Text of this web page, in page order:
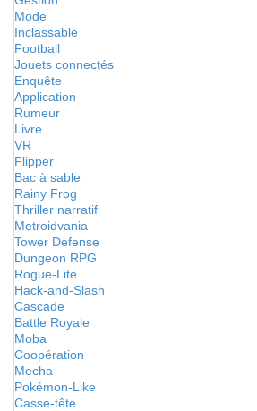
Mode
Inclassable
Football
Jouets connectés
Enquête
Application
Rumeur
Livre
VR
Flipper
Bac à sable
Rainy Frog
Thriller narratif
Metroidvania
Tower Defense
Dungeon RPG
Rogue-Lite
Hack-and-Slash
Cascade
Battle Royale
Moba
Coopération
Mecha
Pokémon-Like
Casse-tête